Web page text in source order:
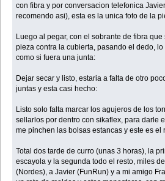
con fibra y por conversacion telefonica
recomendo asi), esta es la unica foto de la
Luego al pegar, con el sobrante de fibra
pieza contra la cubierta, pasando el dedo,
como si fuera una junta:
Dejar secar y listo, estaria a falta de otro
juntas y esta casi hecho:
Listo solo falta marcar los agujeros de los
sellarlos por dentro con sikaflex, para darle
me pinchen las bolsas estancas y este es el
Total dos tarde de curro (unas 3 horas), la
escayola y la segunda todo el resto, miles
(Nordes), a Javier (FunRun) y a mi amigo